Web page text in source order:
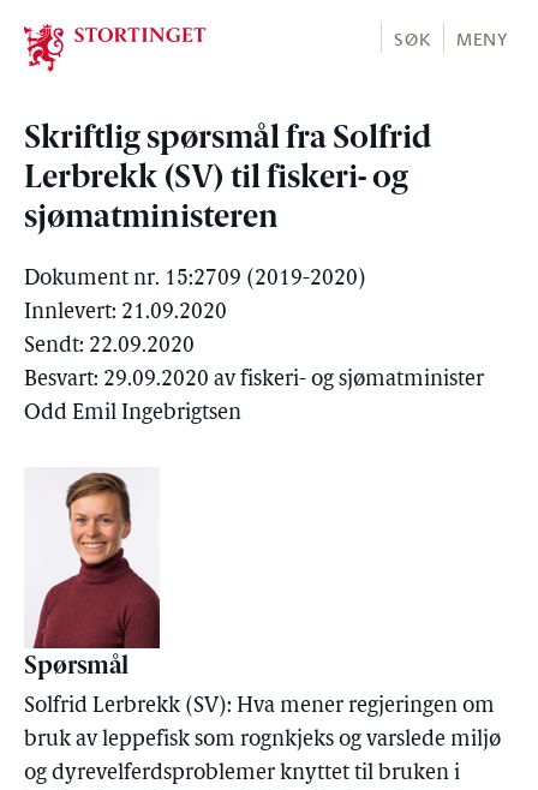
Stortinget.no
SØK MENY
Skriftlig spørsmål fra Solfrid
Lerbrekk (SV) til fiskeri- og
sjømatministeren
Dokument nr. 15:2709 (2019-2020)
Innlevert: 21.09.2020
Sendt: 22.09.2020
Besvart: 29.09.2020 av fiskeri- og sjømatminister
Odd Emil Ingebrigtsen
Spørsmål
Solfrid Lerbrekk (SV): Hva mener regjeringen om
bruk av leppefisk som rognkjeks og varslede miljø
og dyrevelferdsproblemer knyttet til bruken i